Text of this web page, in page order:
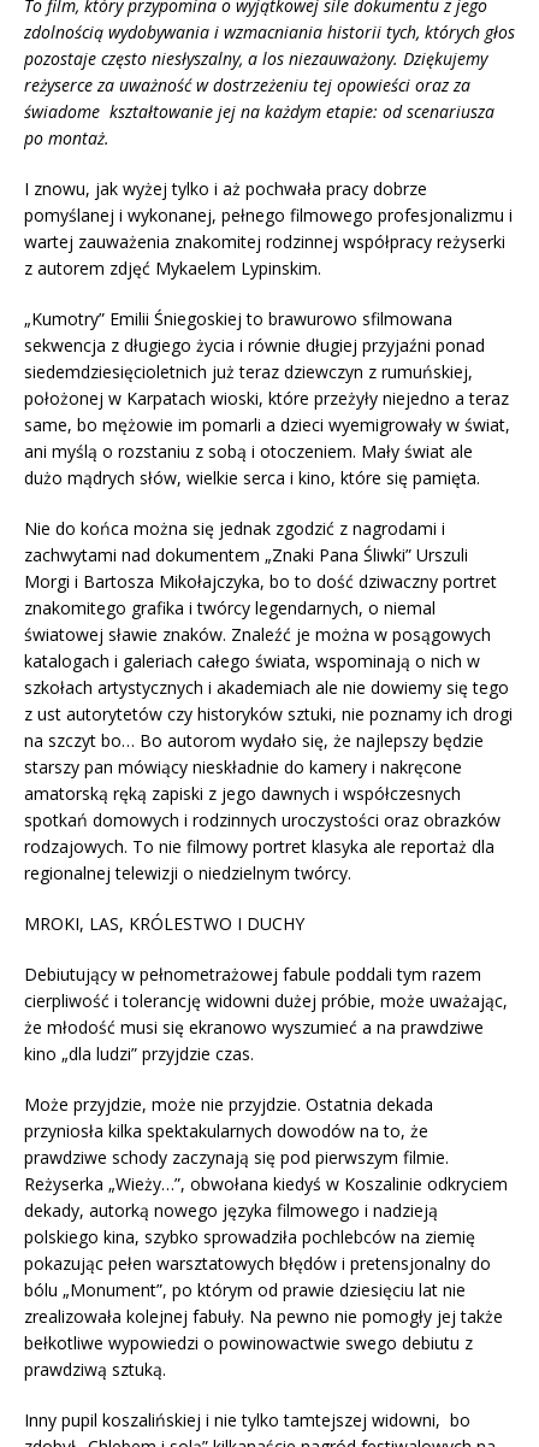
To film, który przypomina o wyjątkowej sile dokumentu z jego
zdolnością wydobywania i wzmacniania historii tych, których głos
pozostaje często niesłyszalny, a los niezauważony. Dziękujemy
reżyserce za uważność w dostrzeżeniu tej opowieści oraz za
świadome kształtowanie jej na każdym etapie: od scenariusza
po montaż.
I znowu, jak wyżej tylko i aż pochwała pracy dobrze
pomyślanej i wykonanej, pełnego filmowego profesjonalizmu i
wartej zauważenia znakomitej rodzinnej współpracy reżyserki
z autorem zdjęć Mykaelem Lypinskim.
„Kumotry” Emilii Śniegoskiej to brawurowo sfilmowana
sekwencja z długiego życia i równie długiej przyjaźni ponad
siedemdziesięcioletnich już teraz dziewczyn z rumuńskiej,
położonej w Karpatach wioski, które przeżyły niejedno a teraz
same, bo mężowie im pomarli a dzieci wyemigrowały w świat,
ani myślą o rozstaniu z sobą i otoczeniem. Mały świat ale
dużo mądrych słów, wielkie serca i kino, które się pamięta.
Nie do końca można się jednak zgodzić z nagrodami i
zachwytami nad dokumentem „Znaki Pana Śliwki” Urszuli
Morgi i Bartosza Mikołajczyka, bo to dość dziwaczny portret
znakomitego grafika i twórcy legendarnych, o niemal
światowej sławie znaków. Znaleźć je można w posągowych
katalogach i galeriach całego świata, wspominają o nich w
szkołach artystycznych i akademiach ale nie dowiemy się tego
z ust autorytetów czy historyków sztuki, nie poznamy ich drogi
na szczyt bo… Bo autorom wydało się, że najlepszy będzie
starszy pan mówiący nieskładnie do kamery i nakręcone
amatorską ręką zapiski z jego dawnych i współczesnych
spotkań domowych i rodzinnych uroczystości oraz obrazków
rodzajowych. To nie filmowy portret klasyka ale reportaż dla
regionalnej telewizji o niedzielnym twórcy.
MROKI, LAS, KRÓLESTWO I DUCHY
Debiutujący w pełnometrażowej fabule poddali tym razem
cierpliwość i tolerancję widowni dużej próbie, może uważając,
że młodość musi się ekranowo wyszumieć a na prawdziwe
kino „dla ludzi” przyjdzie czas.
Może przyjdzie, może nie przyjdzie. Ostatnia dekada
przyniosła kilka spektakularnych dowodów na to, że
prawdziwe schody zaczynają się pod pierwszym filmie.
Reżyserka „Wieży…”, obwołana kiedyś w Koszalinie odkryciem
dekady, autorką nowego języka filmowego i nadzieją
polskiego kina, szybko sprowadziła pochlebców na ziemię
pokazując pełen warsztatowych błędów i pretensjonalny do
bólu „Monument”, po którym od prawie dziesięciu lat nie
zrealizowała kolejnej fabuły. Na pewno nie pomogły jej także
bełkotliwe wypowiedzi o powinowactwie swego debiutu z
prawdziwą sztuką.
Inny pupil koszalińskiej i nie tylko tamtejszej widowni, bo